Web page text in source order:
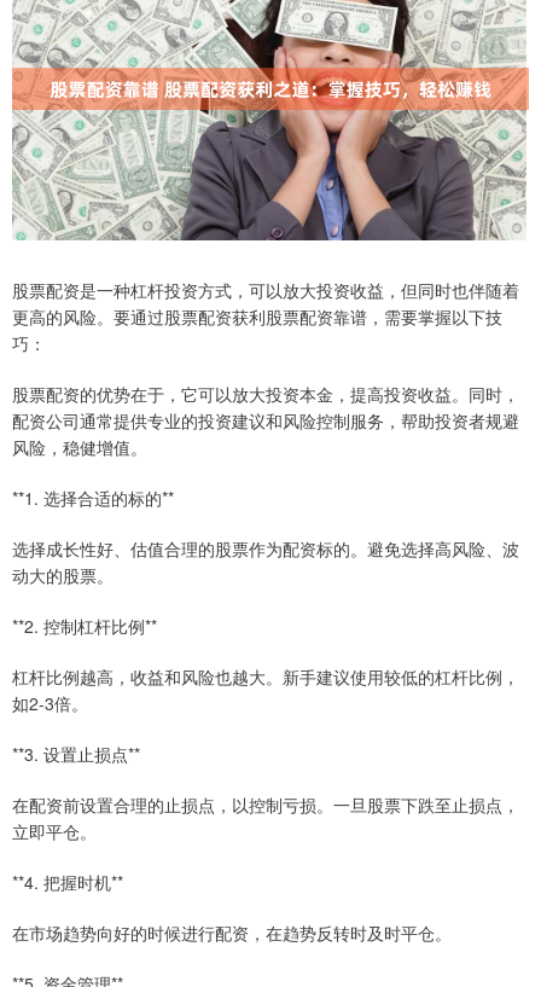
股票配资是一种杠杆投资方式，可以放大投资收益，但同时也伴随着
更高的风险。要通过股票配资获利股票配资靠谱，需要掌握以下技
巧：
股票配资的优势在于，它可以放大投资本金，提高投资收益。同时，
配资公司通常提供专业的投资建议和风险控制服务，帮助投资者规避
风险，稳健增值。
**1. 选择合适的标的**
选择成长性好、估值合理的股票作为配资标的。避免选择高风险、波
动大的股票。
**2. 控制杠杆比例**
杠杆比例越高，收益和风险也越大。新手建议使用较低的杠杆比例，
如2-3倍。
**3. 设置止损点**
在配资前设置合理的止损点，以控制亏损。一旦股票下跌至止损点，
立即平仓。
**4. 把握时机**
在市场趋势向好的时候进行配资，在趋势反转时及时平仓。